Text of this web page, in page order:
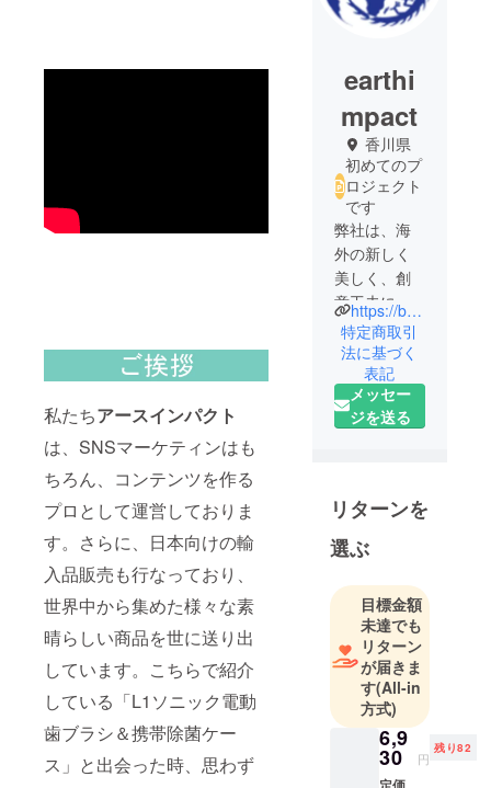
私たちアースインパクト
は、SNSマーケティンはも
ちろん、コンテンツを作る
プロとして運営しておりま
す。さらに、日本向けの輸
入品販売も行なっており、
世界中から集めた様々な素
晴らしい商品を世に送り出
しています。こちらで紹介
している「L1ソニック電動
歯ブラシ＆携帯除菌ケー
ス」と出会った時、思わず
earthi
mpact
香川県
初めてのプ
ロジェクト
です
弊社は、海
外の新しく
美しく、創
意工夫に満
ちた商品を
世の中に届
けたいとい
う思いで日
本国内を中
輸入業者で
す。
平成29年よ
引からス
タートし、
衣料品、健
康用品、美
容器具、美
術工芸品な
ど幅広い事
業に取り組
https://bum.co.jp/
特定商取引
法に基づく
表記
メッセー
ジを送る
リターンを
選ぶ
目標金額
未達でも
リターン
が届きま
す(All-in
方式)
6,9
30 円
残り82